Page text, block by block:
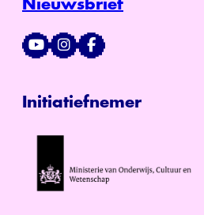
Nieuwsbrief
Initiatiefnemer